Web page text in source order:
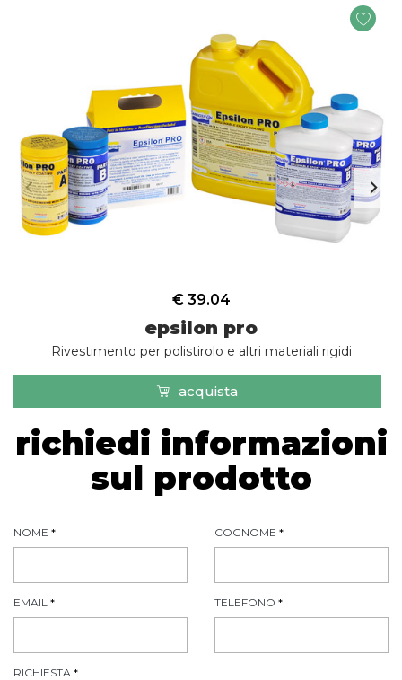
epsilon pro
Rivestimento per polistirolo e altri materiali rigidi
€ 39.04
acquista
richiedi informazioni
sul prodotto
NOME * COGNOME *
EMAIL * TELEFONO *
RICHIESTA *